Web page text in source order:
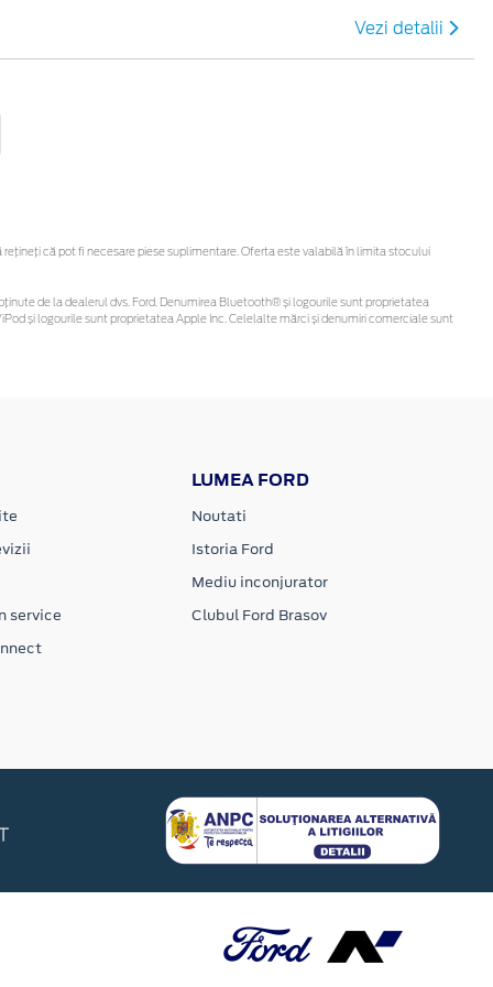
Vezi detalii
că pot fi necesare piese suplimentare. Oferta este valabilă în limita stocului
de la dealerul dvs. Ford. Denumirea Bluetooth® și logourile sunt proprietatea
și logourile sunt proprietatea Apple Inc. Celelalte mărci și denumiri comerciale sunt
service
LUMEA FORD
Noutati
Istoria Ford
Mediu inconjurator
Clubul Ford Brasov